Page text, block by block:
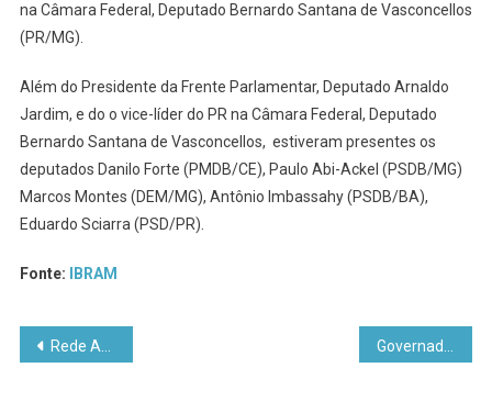
na Câmara Federal, Deputado Bernardo Santana de Vasconcellos
(PR/MG).
Além do Presidente da Frente Parlamentar, Deputado Arnaldo
Jardim, e do o vice-líder do PR na Câmara Federal, Deputado
Bernardo Santana de Vasconcellos, estiveram presentes os
deputados Danilo Forte (PMDB/CE), Paulo Abi-Ackel (PSDB/MG)
Marcos Montes (DEM/MG), Antônio Imbassahy (PSDB/BA),
Eduardo Sciarra (PSD/PR).
Fonte: IBRAM
Navegação
Rede APLmineral lança portal para inscrições no VIII Seminário Nacional de Arranjos Produtivos Locais de Base Mineral